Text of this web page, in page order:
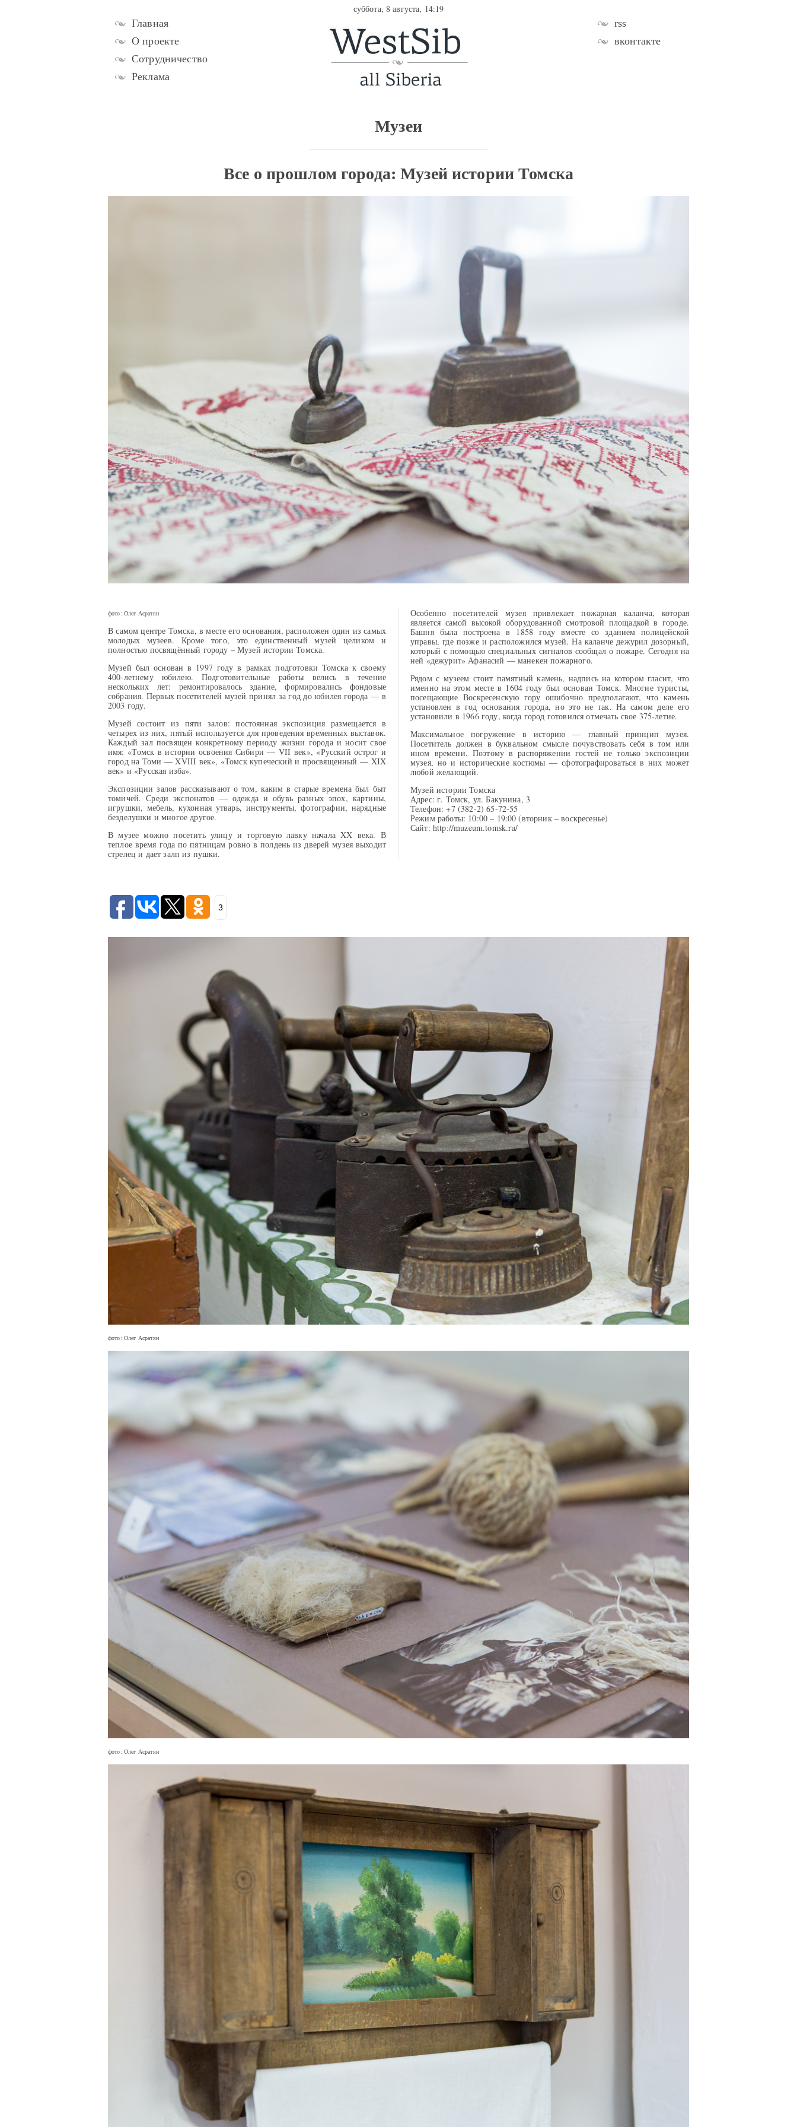
суббота, 8 августа, 14:19
Главная
О проекте
Сотрудничество
Реклама
rss
вконтакте
Музеи
Все о прошлом города: Музей истории Томска
Особенно посетителей музея привлекает пожарная каланча, которая
является самой высокой оборудованной смотровой площадкой в городе.
Башня была построена в 1858 году вместе со зданием полицейской
управы, где позже и расположился музей. На каланче дежурил дозорный,
который с помощью специальных сигналов сообщал о пожаре. Сегодня на
ней «дежурит» Афанасий — манекен пожарного.
Рядом с музеем стоит памятный камень, надпись на котором гласит, что
именно на этом месте в 1604 году был основан Томск. Многие туристы,
посещающие Воскресенскую гору ошибочно предполагают, что камень
установлен в год основания города, но это не так. На самом деле его
установили в 1966 году, когда город готовился отмечать свое 375-летие.
Максимальное погружение в историю — главный принцип музея.
Посетитель должен в буквальном смысле почувствовать себя в том или
ином времени. Поэтому в распоряжении гостей не только экспозиции
музея, но и исторические костюмы — сфотографироваться в них может
любой желающий.
Музей истории Томска
Адрес: г. Томск, ул. Бакунина, 3
Телефон: +7 (382-2) 65-72-55
Режим работы: 10:00 – 19:00 (вторник – воскресенье)
Сайт: http://muzeum.tomsk.ru/
фото: Олег Асратян
В самом центре Томска, в месте его основания, расположен один из самых
молодых музеев. Кроме того, это единственный музей целиком и
полностью посвящённый городу – Музей истории Томска.
Музей был основан в 1997 году в рамках подготовки Томска к своему
400-летнему юбилею. Подготовительные работы велись в течение
нескольких лет: ремонтировалось здание, формировались фондовые
собрания. Первых посетителей музей принял за год до юбилея города — в
2003 году.
Музей состоит из пяти залов: постоянная экспозиция размещается в
четырех из них, пятый используется для проведения временных выставок.
Каждый зал посвящен конкретному периоду жизни города и носит свое
имя: «Томск в истории освоения Сибири — VII век», «Русский острог и
город на Томи — XVIII век», «Томск купеческий и просвященный — XIX
век» и «Русская изба».
Экспозиции залов рассказывают о том, каким в старые времена был быт
томичей. Среди экспонатов — одежда и обувь разных эпох, картины,
игрушки, мебель, кухонная утварь, инструменты, фотографии, нарядные
безделушки и многое другое.
В музее можно посетить улицу и торговую лавку начала XX века. В
теплое время года по пятницам ровно в полдень из дверей музея выходит
стрелец и дает залп из пушки.
3
фото: Олег Асратян
фото: Олег Асратян